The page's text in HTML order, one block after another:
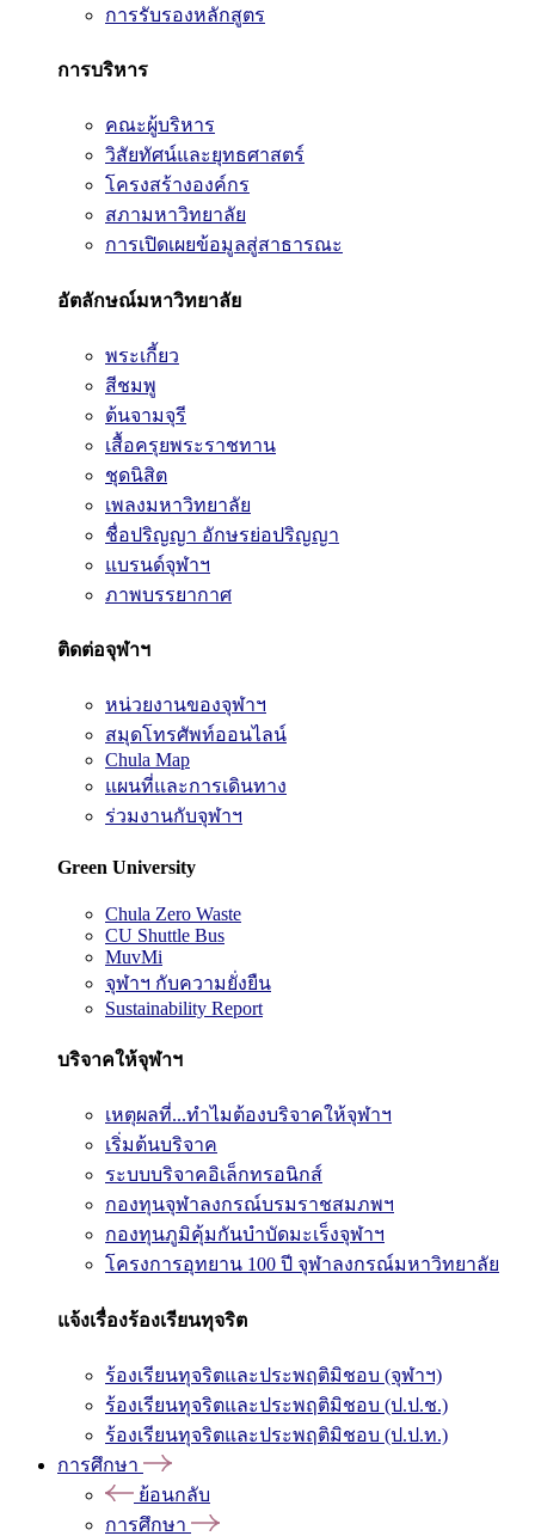
การรับรองหลักสูตร
การบริหาร
คณะผู้บริหาร
วิสัยทัศน์และยุทธศาสตร์
โครงสร้างองค์กร
สภามหาวิทยาลัย
การเปิดเผยข้อมูลสู่สาธารณะ
อัตลักษณ์มหาวิทยาลัย
พระเกี้ยว
สีชมพู
ต้นจามจุรี
เสื้อครุยพระราชทาน
ชุดนิสิต
เพลงมหาวิทยาลัย
ชื่อปริญญา อักษรย่อปริญญา
แบรนด์จุฬาฯ
ภาพบรรยากาศ
ติดต่อจุฬาฯ
หน่วยงานของจุฬาฯ
สมุดโทรศัพท์ออนไลน์
Chula Map
แผนที่และการเดินทาง
ร่วมงานกับจุฬาฯ
Green University
Chula Zero Waste
CU Shuttle Bus
MuvMi
จุฬาฯ กับความยั่งยืน
Sustainability Report
บริจาคให้จุฬาฯ
เหตุผลที่...ทำไมต้องบริจาคให้จุฬาฯ
เริ่มต้นบริจาค
ระบบบริจาคอิเล็กทรอนิกส์
กองทุนจุฬาลงกรณ์บรมราชสมภพฯ
กองทุนภูมิคุ้มกันบำบัดมะเร็งจุฬาฯ
โครงการอุทยาน 100 ปี จุฬาลงกรณ์มหาวิทยาลัย
แจ้งเรื่องร้องเรียนทุจริต
ร้องเรียนทุจริตและประพฤติมิชอบ (จุฬาฯ)
ร้องเรียนทุจริตและประพฤติมิชอบ (ป.ป.ช.)
ร้องเรียนทุจริตและประพฤติมิชอบ (ป.ป.ท.)
การศึกษา
ย้อนกลับ
การศึกษา